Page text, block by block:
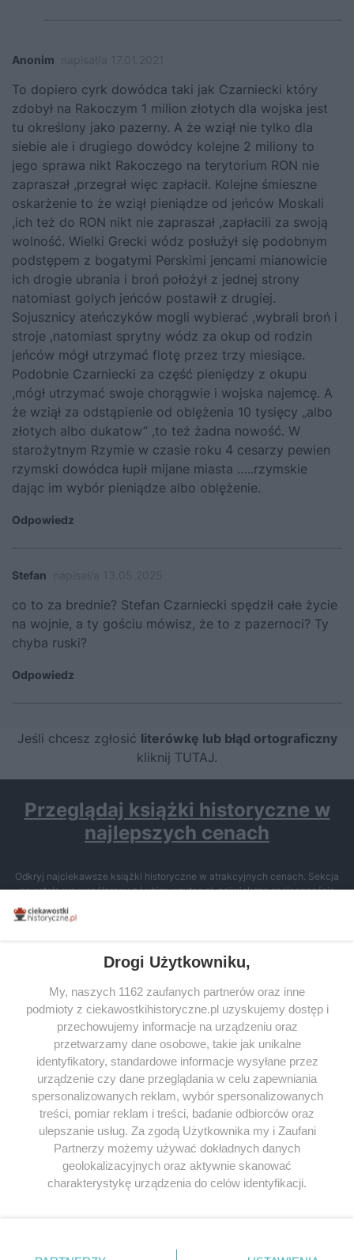
Anonim
To dopiero cyrk dowódca taki jak Czarniecki który
zdobył na Rakoczym 1 milion złotych dla wojska jest
tu określony jako pazerny. A że wziął nie tylko dla
siebie ale i drugiego dowódcy kolejne 2 miliony to
jego sprawa nikt Rakoczego na terytorium RON nie
zapraszał ,przegrał więc zapłacił. Kolejne śmieszne
oskarżenie to że wziął pieniądze od jeńców Moskali
,ich też do RON nikt nie zapraszał ,zapłacili za swoją
wolność. Wielki Grecki wódz posłużył się podobnym
podstępem z bogatymi Perskimi jencami mianowicie
ich drogie ubrania i broń położył z jednej strony
natomiast golych jeńców postawił z drugiej.
Sojusznicy ateńczyków mogli wybierać ,wybrali broń i
stroje ,natomiast sprytny wódz za okup od rodzin
jeńców mógł utrzymać flotę przez trzy miesiące.
Podobnie Czarniecki za część pieniędzy z okupu
,mógł utrzymać swoje chorągwie i wojska najemcę. A
że wziął za odstąpienie od oblężenia 10 tysięcy „albo
złotych albo dukatow” ,to też żadna nowość. W
starożytnym Rzymie w czasie roku 4 cesarzy pewien
rzymski dowódca łupił mijane miasta …..rzymskie
dając im wybór pieniądze albo oblężenie.
Odpowiedz
Stefan
co to za brednie? Stefan Czarniecki spędził całe życie
na wojnie, a ty gościu mówisz, że to z pazernoci? Ty
chyba ruski?
Odpowiedz
Jeśli chcesz zgłosić literówkę lub błąd ortograficzny
kliknij TUTAJ.
Przeglądaj książki historyczne w
najlepszych cenach
Odkryj najciekawsze książki historyczne w atrakcyjnych cenach. Sekcja
powstała we współpracy z Lubimyczytac.pl, największą społecznością
miłośników literatury w Polsce – dzięki temu możesz wybierać spośród
tytułów najwyżej ocenianych przez czytelników.
SERWIS
SPOŁECZNOŚĆ
WSPÓŁPRACA
KONTAKT
ODWIEDŹ RÓWNIEŻ:
Drogi Użytkowniku,
My, naszych 1162 zaufanych partnerów oraz inne
podmioty z ciekawostkihistoryczne.pl uzyskujemy dostęp i
przechowujemy informacje na urządzeniu oraz
przetwarzamy dane osobowe, takie jak unikalne
identyfikatory, standardowe informacje wysyłane przez
urządzenie czy dane przeglądania w celu zapewniania
spersonalizowanych reklam, wybór spersonalizowanych
treści, pomiar reklam i treści, badanie odbiorców oraz
ulepszanie usług. Za zgodą Użytkownika my i Zaufani
Partnerzy możemy używać dokładnych danych
geolokalizacyjnych oraz aktywnie skanować
charakterystykę urządzenia do celów identyfikacji.
zmienić/wycofać klikając przycisk ustawień prywatności